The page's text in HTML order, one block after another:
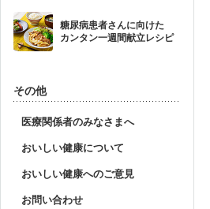
糖尿病患者さんに向けた
カンタン一週間献立レシピ
その他
医療関係者のみなさまへ
おいしい健康について
おいしい健康へのご意見
お問い合わせ